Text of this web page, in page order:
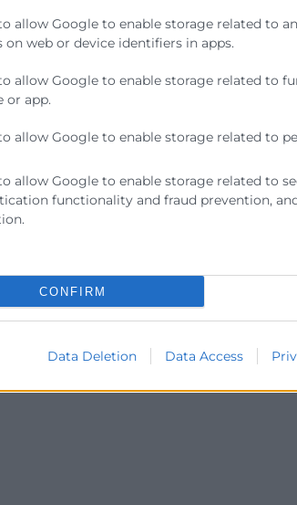
allow Google to enable storage related to
on web or device identifiers in apps.
allow Google to enable storage related to
or app.
allow Google to enable storage related to
allow Google to enable storage related to
functionality and fraud prevention,
CONFIRM
Data Deletion Data Access
afectados, en mayor o menor
por la catástrofe. No se incluyen
MÁS »
noviembre de 2024